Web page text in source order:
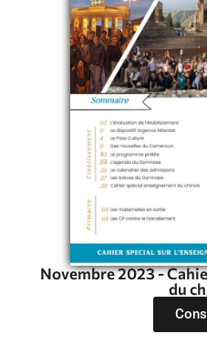
Novembre 2023 -
du